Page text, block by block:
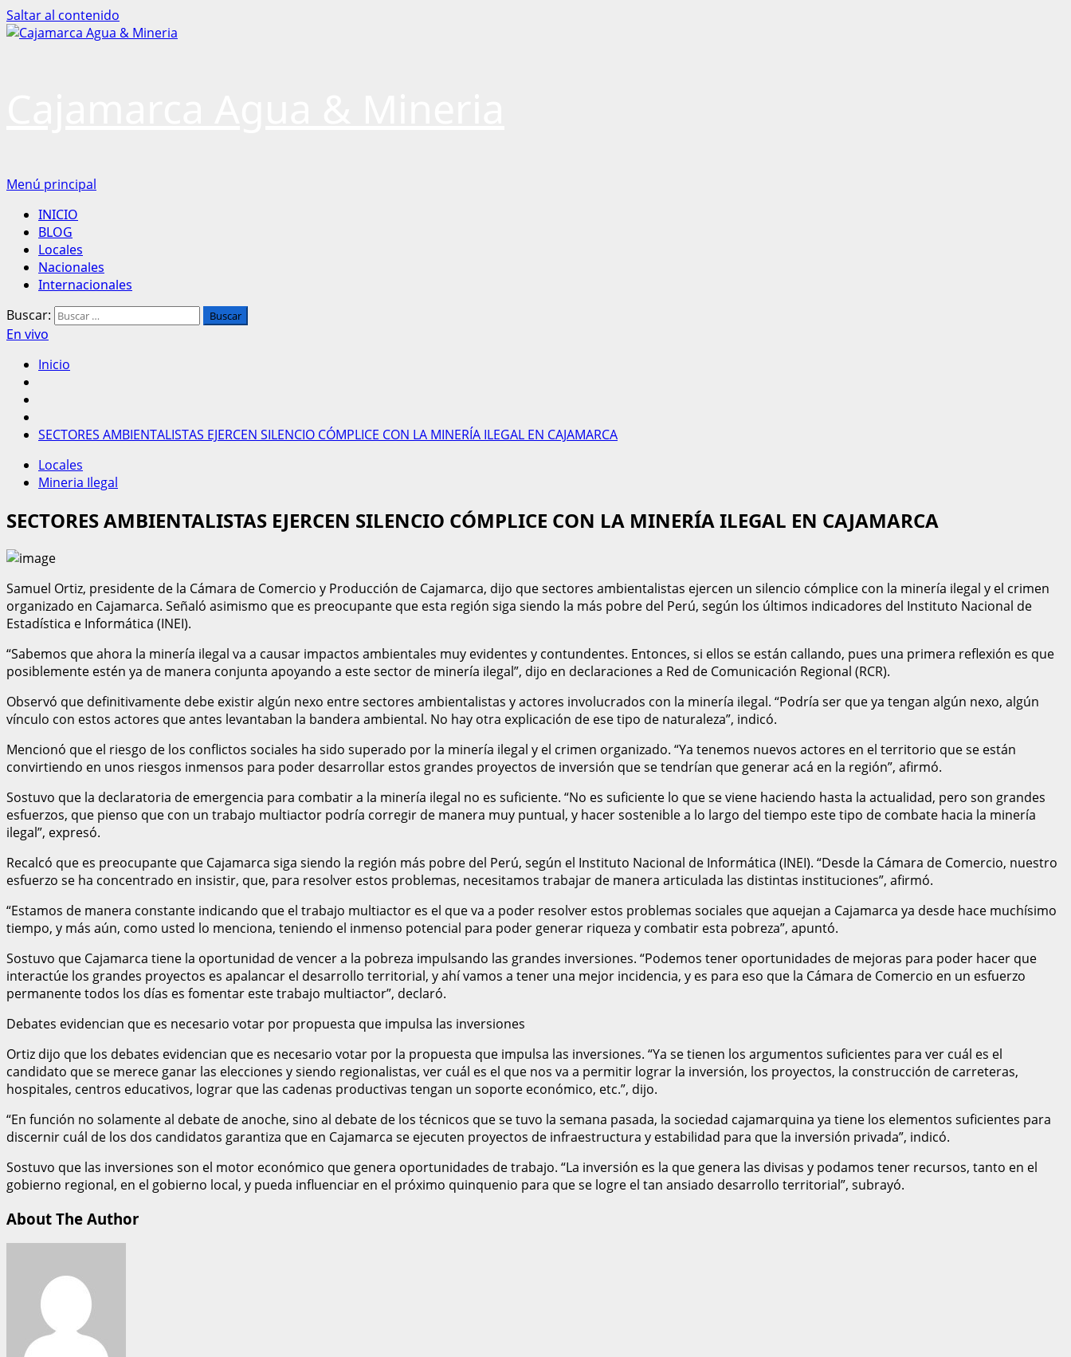
Saltar al contenido
Menú principal
INICIO
BLOG
Locales
Nacionales
Internacionales
Buscar:
En vivo
Inicio
SECTORES AMBIENTALISTAS EJERCEN SILENCIO CÓMPLICE CON LA MINERÍA ILEGAL EN CAJAMARCA
Locales
Mineria Ilegal
SECTORES AMBIENTALISTAS EJERCEN SILENCIO CÓMPLICE CON LA MINERÍA ILEGAL EN CAJAMARCA
Samuel Ortiz, presidente de la Cámara de Comercio y Producción de Cajamarca, dijo que sectores ambientalistas ejercen un silencio cómplice con la minería ilegal y el crimen
organizado en Cajamarca. Señaló asimismo que es preocupante que esta región siga siendo la más pobre del Perú, según los últimos indicadores del Instituto Nacional de
Estadística e Informática (INEI).
“Sabemos que ahora la minería ilegal va a causar impactos ambientales muy evidentes y contundentes. Entonces, si ellos se están callando, pues una primera reflexión es que
posiblemente estén ya de manera conjunta apoyando a este sector de minería ilegal”, dijo en declaraciones a Red de Comunicación Regional (RCR).
Observó que definitivamente debe existir algún nexo entre sectores ambientalistas y actores involucrados con la minería ilegal. “Podría ser que ya tengan algún nexo, algún
vínculo con estos actores que antes levantaban la bandera ambiental. No hay otra explicación de ese tipo de naturaleza”, indicó.
Mencionó que el riesgo de los conflictos sociales ha sido superado por la minería ilegal y el crimen organizado. “Ya tenemos nuevos actores en el territorio que se están
convirtiendo en unos riesgos inmensos para poder desarrollar estos grandes proyectos de inversión que se tendrían que generar acá en la región”, afirmó.
Sostuvo que la declaratoria de emergencia para combatir a la minería ilegal no es suficiente. “No es suficiente lo que se viene haciendo hasta la actualidad, pero son grandes
esfuerzos, que pienso que con un trabajo multiactor podría corregir de manera muy puntual, y hacer sostenible a lo largo del tiempo este tipo de combate hacia la minería
ilegal”, expresó.
Recalcó que es preocupante que Cajamarca siga siendo la región más pobre del Perú, según el Instituto Nacional de Informática (INEI). “Desde la Cámara de Comercio, nuestro
esfuerzo se ha concentrado en insistir, que, para resolver estos problemas, necesitamos trabajar de manera articulada las distintas instituciones”, afirmó.
“Estamos de manera constante indicando que el trabajo multiactor es el que va a poder resolver estos problemas sociales que aquejan a Cajamarca ya desde hace muchísimo
tiempo, y más aún, como usted lo menciona, teniendo el inmenso potencial para poder generar riqueza y combatir esta pobreza”, apuntó.
Sostuvo que Cajamarca tiene la oportunidad de vencer a la pobreza impulsando las grandes inversiones. “Podemos tener oportunidades de mejoras para poder hacer que
interactúe los grandes proyectos es apalancar el desarrollo territorial, y ahí vamos a tener una mejor incidencia, y es para eso que la Cámara de Comercio en un esfuerzo
permanente todos los días es fomentar este trabajo multiactor”, declaró.
Debates evidencian que es necesario votar por propuesta que impulsa las inversiones
Ortiz dijo que los debates evidencian que es necesario votar por la propuesta que impulsa las inversiones. “Ya se tienen los argumentos suficientes para ver cuál es el
candidato que se merece ganar las elecciones y siendo regionalistas, ver cuál es el que nos va a permitir lograr la inversión, los proyectos, la construcción de carreteras,
hospitales, centros educativos, lograr que las cadenas productivas tengan un soporte económico, etc.”, dijo.
“En función no solamente al debate de anoche, sino al debate de los técnicos que se tuvo la semana pasada, la sociedad cajamarquina ya tiene los elementos suficientes para
discernir cuál de los dos candidatos garantiza que en Cajamarca se ejecuten proyectos de infraestructura y estabilidad para que la inversión privada”, indicó.
Sostuvo que las inversiones son el motor económico que genera oportunidades de trabajo. “La inversión es la que genera las divisas y podamos tener recursos, tanto en el
gobierno regional, en el gobierno local, y pueda influenciar en el próximo quinquenio para que se logre el tan ansiado desarrollo territorial”, subrayó.
About The Author